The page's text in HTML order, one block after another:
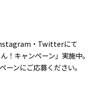
・Twitterにて
！キャンペーン」実施中。
ーンにご応募ください。